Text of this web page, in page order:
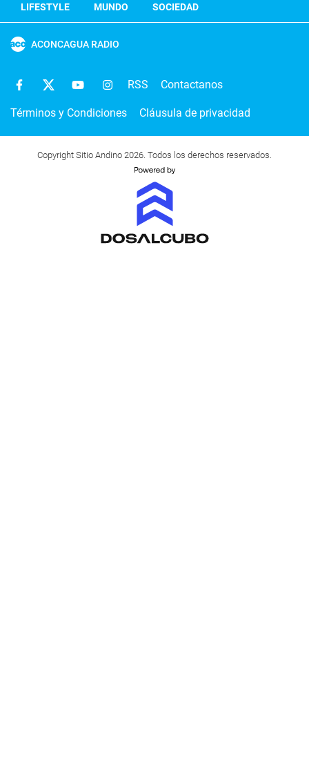
LIFESTYLE
MUNDO SOCIEDAD
ACONCAGUA RADIO
RSS Contactanos
Términos y Condiciones Cláusula de privacidad
Copyright Sitio Andino 2026. Todos los derechos reservados.